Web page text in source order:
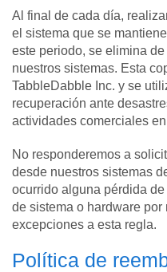
Al final de cada día,
el sistema que se
este periodo, se elimina
nuestros sistemas. Esta
TabbleDabble Inc. y se
recuperación ante
actividades comerciales
No responderemos a
desde nuestros sistemas
ocurrido alguna pérdida
de sistema o hardware por
excepciones a esta regla.
Política de